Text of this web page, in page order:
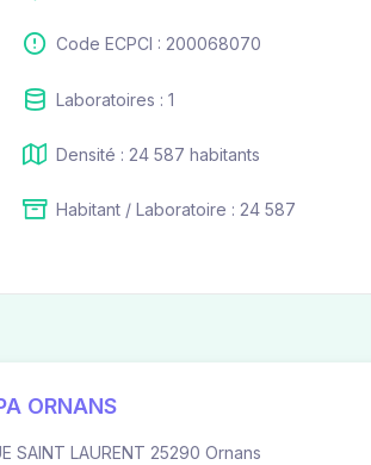
Code ECPCI : 200068070
Laboratoires : 1
Densité : 24 587 habitants
Habitant / Laboratoire : 24 587
ORNANS
SAINT LAURENT 25290 Ornans